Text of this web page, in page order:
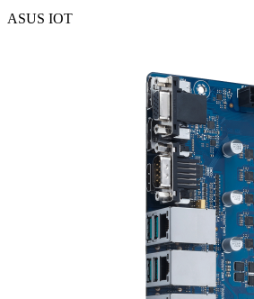
ASUS IOT